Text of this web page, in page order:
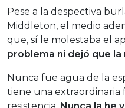
Pese a la despectiva
Middleton, el medio
que, sí le molestaba el
problema ni dejó que la
Nunca fue agua de la
tiene una extraordinaria
resistencia. Nunca la he